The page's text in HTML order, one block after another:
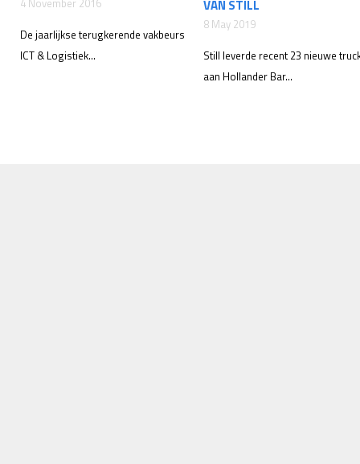
4 November 2016
De jaarlijkse terugkerende vakbeurs
ICT & Logistiek...
VAN STILL
8 May 2019
Still leverde recent 23 nieuwe
aan Hollander Bar...